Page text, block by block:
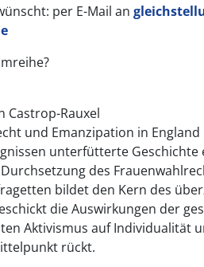
per E-Mail an
Castrop-Rauxel
und Emanzipation in England
unterfütterte Geschichte
des
bildet den Kern des
die Auswirkungen der
Aktivismus auf Individualität
rückt.